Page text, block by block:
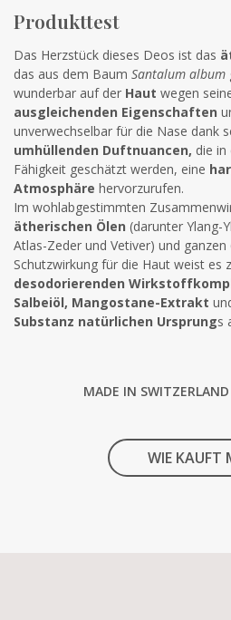
Produkttest
Das Herzstück dieses Deos ist das
das aus dem Baum Santalum album
wunderbar auf der Haut wegen
ausgleichenden Eigenschaften
unverwechselbar für die Nase dank
umhüllenden Duftnuancen, die
Fähigkeit geschätzt werden, eine
Atmosphäre hervorzurufen.
Im wohlabgestimmten
ätherischen Ölen (darunter Ylang-
Atlas-Zeder und Vetiver) und ganzen
Schutzwirkung für die Haut weist es
desodorierenden
Salbeiöl, Mangostane-Extrakt
Substanz natürlichen Ursprungs
MADE IN
WIE KAUFT